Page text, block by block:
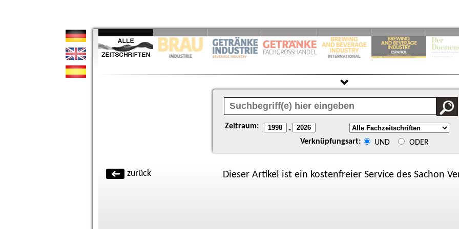
Zeitraum: -
Verknüpfungsart: UND ODER
zurück Dieser Artikel ist ein kostenfreier Service des Sachon